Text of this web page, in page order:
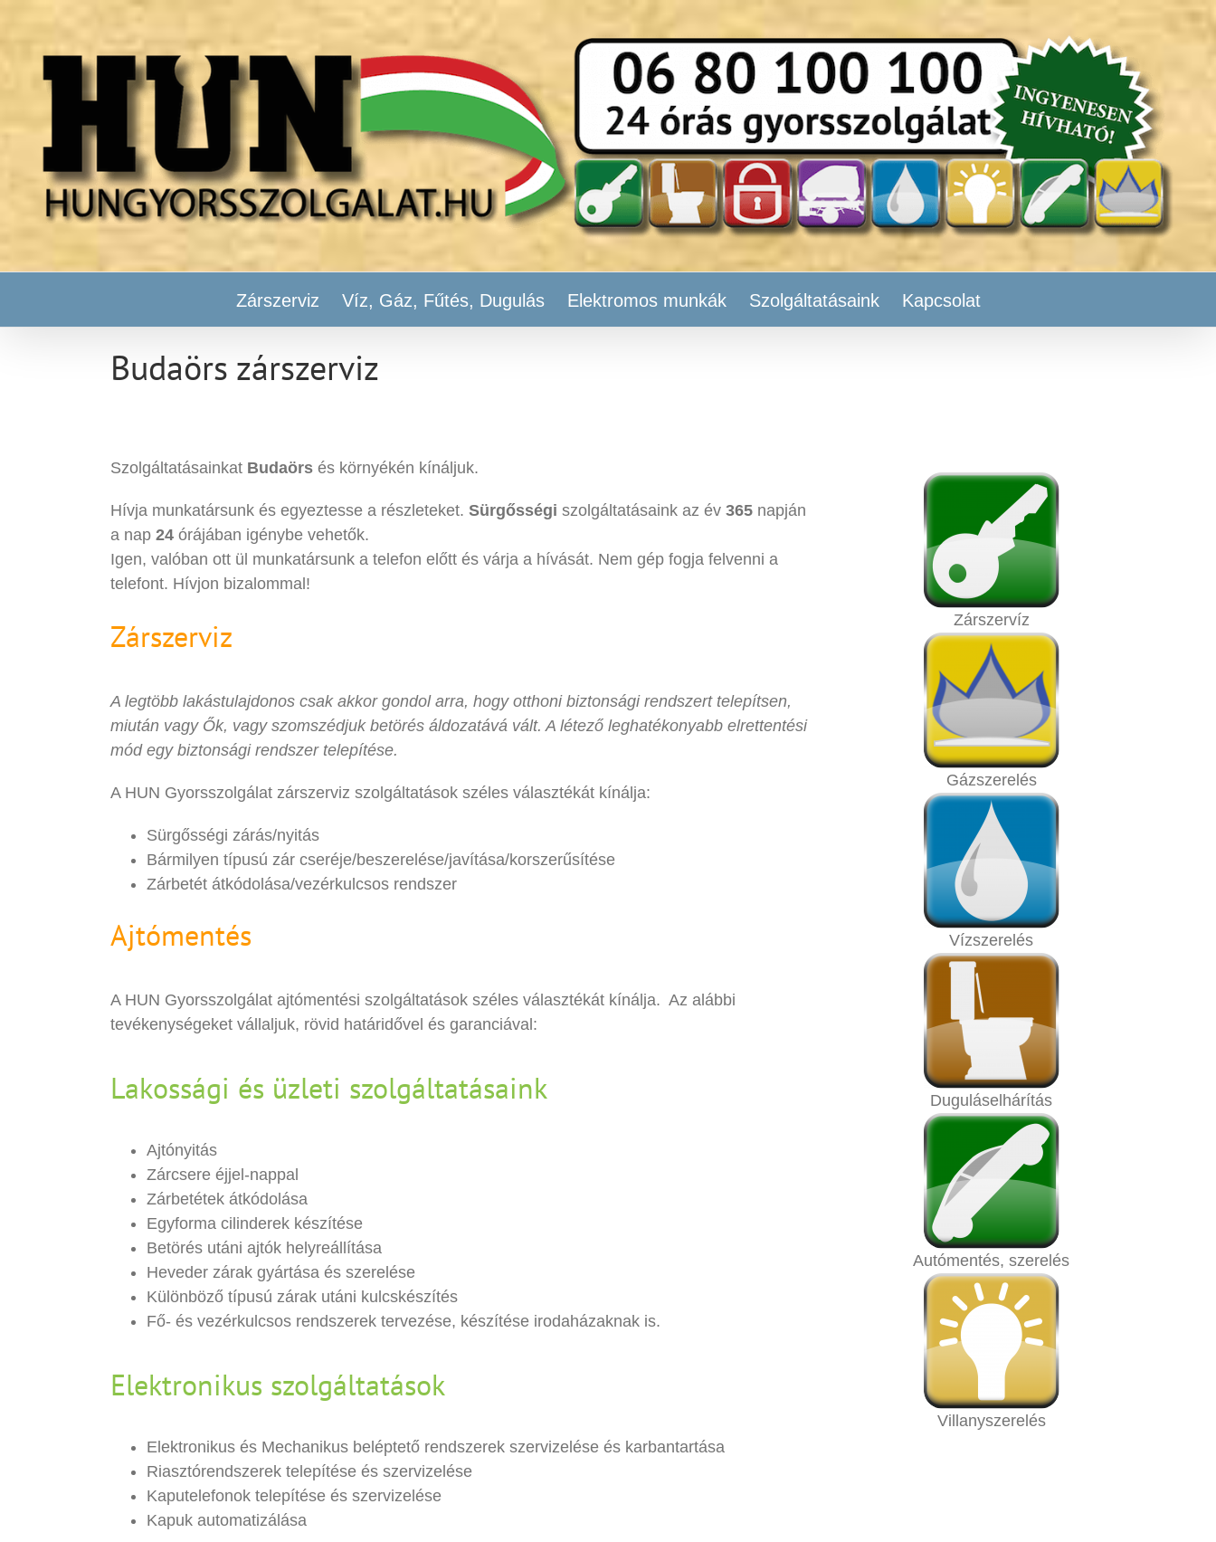
Zárszerviz Víz, Gáz, Fűtés, Dugulás Elektromos munkák Szolgáltatásaink Kapcsolat
Budaörs zárszerviz
Szolgáltatásainkat Budaörs és környékén kínáljuk.
Hívja munkatársunk és egyeztesse a részleteket. Sürgősségi szolgáltatásaink az év 365 napján
a nap 24 órájában igénybe vehetők.
Igen, valóban ott ül munkatársunk a telefon előtt és várja a hívását. Nem gép fogja felvenni a
telefont. Hívjon bizalommal!
Zárszerviz
A legtöbb lakástulajdonos csak akkor gondol arra, hogy otthoni biztonsági rendszert telepítsen,
miután vagy Ők, vagy szomszédjuk betörés áldozatává vált. A létező leghatékonyabb elrettentési
mód egy biztonsági rendszer telepítése.
A HUN Gyorsszolgálat zárszerviz szolgáltatások széles választékát kínálja:
Sürgősségi zárás/nyitás
Bármilyen típusú zár cseréje/beszerelése/javítása/korszerűsítése
Zárbetét átkódolása/vezérkulcsos rendszer
Ajtómentés
A HUN Gyorsszolgálat ajtómentési szolgáltatások széles választékát kínálja. Az alábbi
tevékenységeket vállaljuk, rövid határidővel és garanciával:
Lakossági és üzleti szolgáltatásaink
Ajtónyitás
Zárcsere éjjel-nappal
Zárbetétek átkódolása
Egyforma cilinderek készítése
Betörés utáni ajtók helyreállítása
Heveder zárak gyártása és szerelése
Különböző típusú zárak utáni kulcskészítés
Fő- és vezérkulcsos rendszerek tervezése, készítése irodaházaknak is.
Elektronikus szolgáltatások
Elektronikus és Mechanikus beléptető rendszerek szervizelése és karbantartása
Riasztórendszerek telepítése és szervizelése
Kaputelefonok telepítése és szervizelése
Kapuk automatizálása
Zárszervíz
Gázszerelés
Vízszerelés
Duguláselhárítás
Autómentés, szerelés
Villanyszerelés